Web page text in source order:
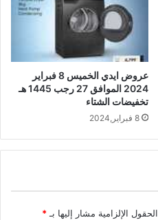
عروض ايدي الخميس 8 فبراير
2024 الموافق 27 رجب 1445 هـ
تخفيضات الشتاء
8 فبراير,2024
الحقول الإلزامية مشار إليها بـ*